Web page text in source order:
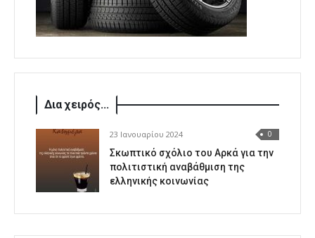
Δια χειρός...
23 Ιανουαρίου 2024 0
Σκωπτικό σχόλιο του Αρκά για την
πολιτιστική αναβάθμιση της
ελληνικής κοινωνίας